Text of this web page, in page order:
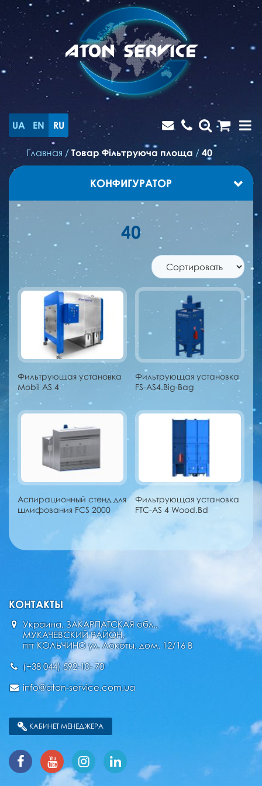
UA EN RU
Главная / Товар Фільтруюча площа / 40
КОНФИГУРАТОР
40
Фильтрующая установка
Mobil AS 4
Фильтрующая установка
FS-AS4.Big-Bag
Аспирационный стенд для
шлифования FCS 2000
Фильтрующая установка
FTC-AS 4 Wood.Bd
КОНТАКТЫ
Украина, ЗАКАРПАТСКАЯ обл.,
МУКАЧЕВСКИЙ РАЙОН,
пгт КОЛЬЧИНО ул. Локоты, дом. 12/16 В
(+38 044) 592-10- 70
info@aton-service.com.ua
КАБИНЕТ МЕНЕДЖЕРА